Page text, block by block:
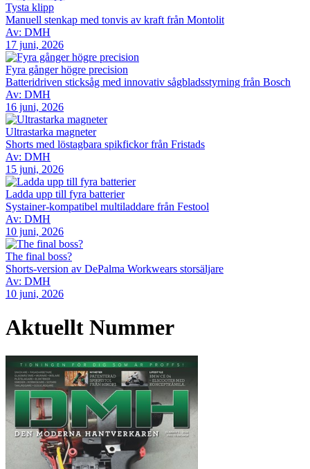
Tysta klipp
Manuell stenkap med tonvis av kraft från Montolit
Av: DMH
17 juni, 2026
Fyra gånger högre precision
Batteridriven sticksåg med innovativ sågbladsstyrning från Bosch
Av: DMH
16 juni, 2026
Ultrastarka magneter
Shorts med löstagbara spikfickor från Fristads
Av: DMH
15 juni, 2026
Ladda upp till fyra batterier
Systainer-kompatibel multiladdare från Festool
Av: DMH
10 juni, 2026
The final boss?
Shorts-version av DePalma Workwears storsäljare
Av: DMH
10 juni, 2026
Aktuellt Nummer